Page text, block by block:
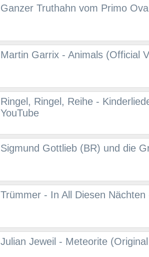
Ganzer Truthahn vom Primo
Martin Garrix - Animals (Official
Ringel, Ringel, Reihe -
YouTube
Sigmund Gottlieb (BR) und die
Trümmer - In All Diesen Nächten
Julian Jeweil - Meteorite